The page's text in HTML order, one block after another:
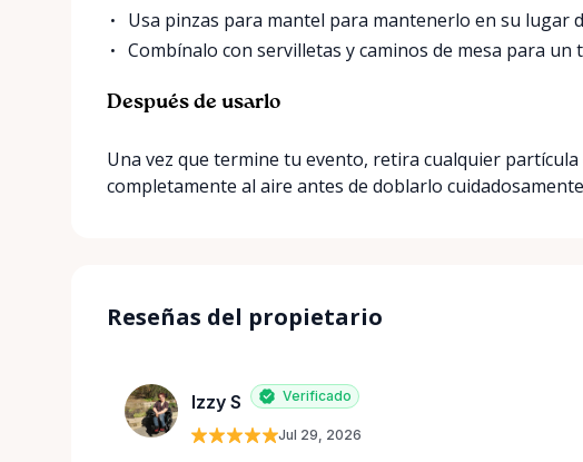
Usa pinzas para mantel para mantenerlo en su lugar
Combínalo con servilletas y caminos de mesa para un
Después de usarlo
Una vez que termine tu evento, retira cualquier partícula
completamente al aire antes de doblarlo
Reseñas del propietario
Izzy S Verificado
Jul 29, 2026